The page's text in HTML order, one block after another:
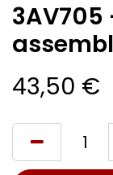
43,50 €